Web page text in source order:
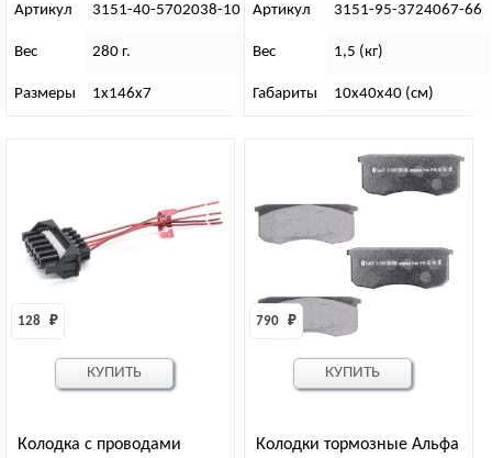
Артикул 3151-40-5702038-10
Вес 280 г.
Размеры 1х146х7
Артикул 3151-95-3724067-66
Вес 1,5 (кг)
Габариты 10х40х40 (см)
Колодка с проводами
128 ₽
КУПИТЬ
Колодки тормозные Альфа
790 ₽
КУПИТЬ